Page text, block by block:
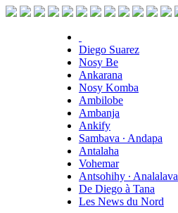
Diego Suarez
Nosy Be
Ankarana
Nosy Komba
Ambilobe
Ambanja
Ankify
Sambava ∙ Andapa
Antalaha
Vohemar
Antsohihy ∙ Analalava
De Diego à Tana
Les News du Nord